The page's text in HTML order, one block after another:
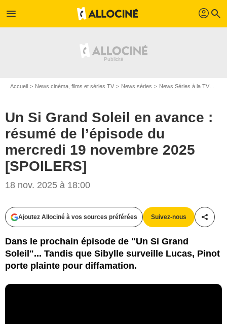
menu profil search
Accueil News cinéma, films et séries TV News séries News Séries à la TV
Un Si Grand Soleil en avance :
résumé de l’épisode du
mercredi 19 novembre 2025
[SPOILERS]
18 nov. 2025 à 18:00
Ajoutez Allociné à vos sources préférées Suivez-nous
Dans le prochain épisode de "Un Si Grand
Soleil"... Tandis que Sibylle surveille Lucas, Pinot
porte plainte pour diffamation.